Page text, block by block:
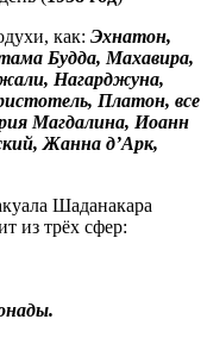
как:Эхнатон,
Будда, Махавира,
Нагарджуна,
Платон, все
Магдалина, Иоанн
Жанна д’Арк,
Шаданакара
из трёх сфер: